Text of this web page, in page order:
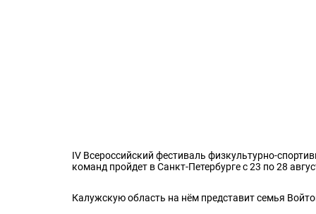
IV Всероссийский фестиваль физкультурно-
команд пройдет в Санкт-Петербурге с 23 по 28
Калужскую область на нём представит семья